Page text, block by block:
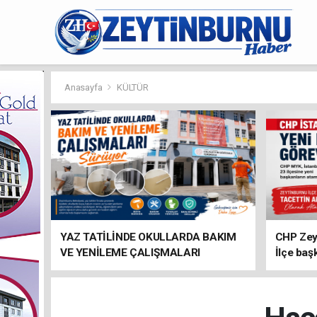
Anasayfa KÜLTÜR
YAZ TATİLİNDE OKULLARDA BAKIM
VE YENİLEME ÇALIŞMALARI
SÜRÜYOR
CHP
İlçe
atandı